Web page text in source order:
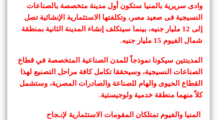
وادى سريرية بالمنيا ستكون أول مدينة متخصصة بالصناعات
النسيجية فى صعيد مصر، وتكلفتها الاستثمارية الإنشائية تصل
إلى 12 مليار جنيه، بينما سيتكلف إنشاء المدينة الثانية بمنطقة
شمال الفيوم 15 مليار جنيه.
المدينتين سيكونا نموذجاً للمدن الصناعية المتخصصة في قطاع
الصناعات النسيجية، وسيحققا تكامل كافة مراحل التصنيع لهذا
القطاع الحيوى والهام للصناعة والصادرات المصرية، وستشمل
كلاً منهما منطقة خدمية ولوجيستية.
المنيا والفيوم تمتلكان المقومات الاستثمارية لإنـجاح